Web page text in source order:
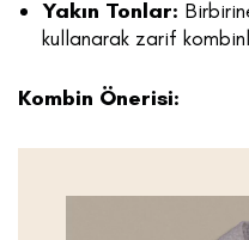
Yakın Tonlar:
kullanarak zarif
Kombin Önerisi: